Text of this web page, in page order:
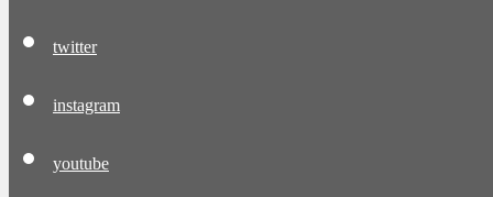
twitter
instagram
youtube